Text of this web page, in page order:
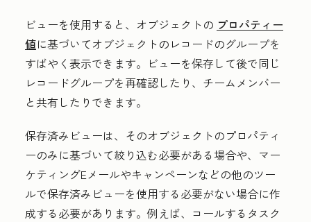
ビューを使用すると、オブジェクトの プロパティー
値に基づいてオブジェクトのレコードのグループを
すばやく表示できます。ビューを保存して後で同じ
レコードグループを再確認したり、チームメンバー
と共有したりできます。
保存済みビューは、そのオブジェクトのプロパティ
ーのみに基づいて絞り込む必要がある場合や、マー
ケティングEメールやキャンペーンなどの他のツー
ルで保存済みビューを使用する必要がない場合に作
成する必要があります。例えば、コールするタスク